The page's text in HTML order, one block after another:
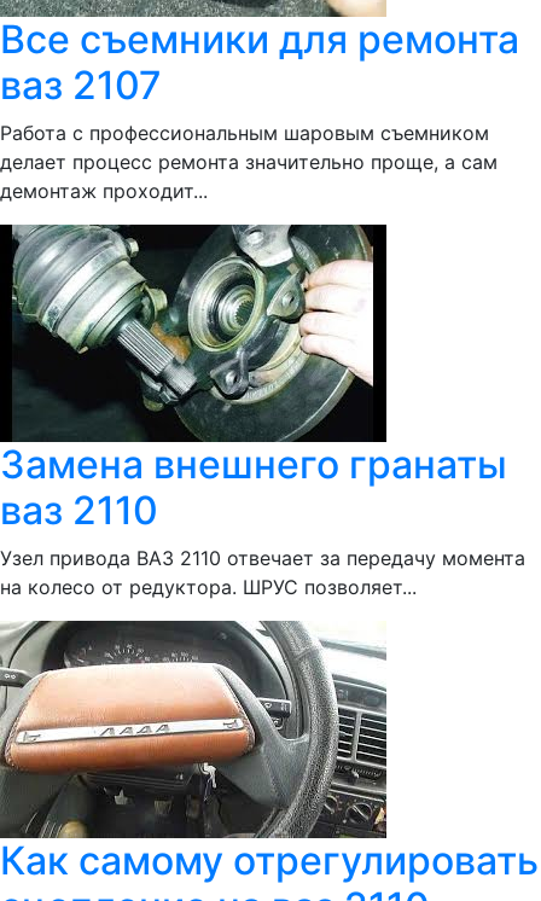
Все съемники для ремонта
ваз 2107
Работа с профессиональным шаровым съемником
делает процесс ремонта значительно проще, а сам
демонтаж проходит...
Замена внешнего гранаты
ваз 2110
Узел привода ВАЗ 2110 отвечает за передачу момента
на колесо от редуктора. ШРУС позволяет...
Как самому отрегулировать